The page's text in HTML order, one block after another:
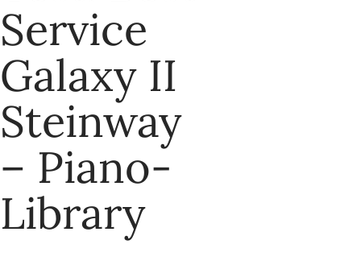
Service
Galaxy II
Steinway
– Piano-
Library